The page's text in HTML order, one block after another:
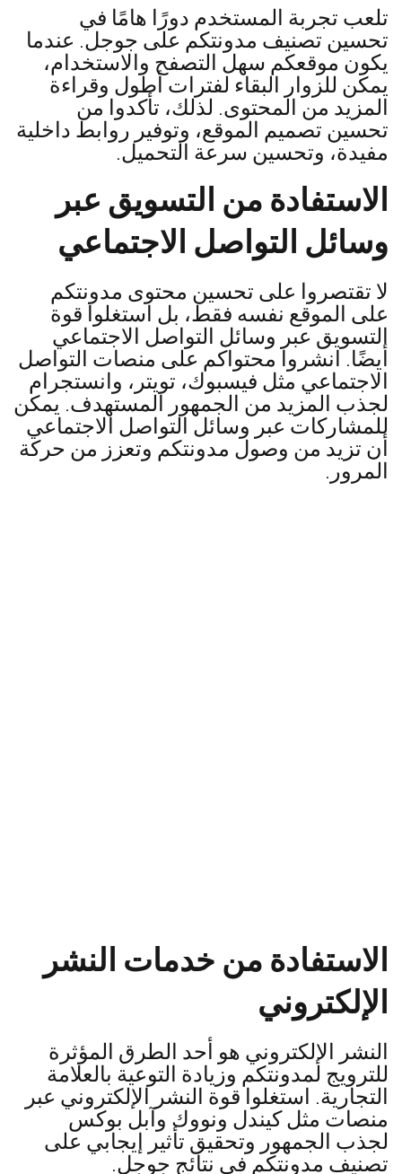
تلعب تجربة المستخدم دورًا هامًا في
تحسين تصنيف مدونتكم على جوجل. عندما
يكون موقعكم سهل التصفح والاستخدام،
يمكن للزوار البقاء لفترات أطول وقراءة
المزيد من المحتوى. لذلك، تأكدوا من
تحسين تصميم الموقع، وتوفير روابط داخلية
مفيدة، وتحسين سرعة التحميل.
الاستفادة من التسويق عبر
وسائل التواصل الاجتماعي
لا تقتصروا على تحسين محتوى مدونتكم
على الموقع نفسه فقط، بل استغلوا قوة
التسويق عبر وسائل التواصل الاجتماعي
أيضًا. انشروا محتواكم على منصات التواصل
الاجتماعي مثل فيسبوك، تويتر، وانستجرام
لجذب المزيد من الجمهور المستهدف. يمكن
للمشاركات عبر وسائل التواصل الاجتماعي
أن تزيد من وصول مدونتكم وتعزز من حركة
المرور.
الاستفادة من خدمات النشر
الإلكتروني
النشر الإلكتروني هو أحد الطرق المؤثرة
للترويج لمدونتكم وزيادة التوعية بالعلامة
التجارية. استغلوا قوة النشر الإلكتروني عبر
منصات مثل كيندل ونووك وآبل بوكس
لجذب الجمهور وتحقيق تأثير إيجابي على
تصنيف مدونتكم في نتائج جوجل.